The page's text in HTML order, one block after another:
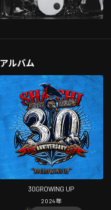
アルバム
30GROWING UP
2024年